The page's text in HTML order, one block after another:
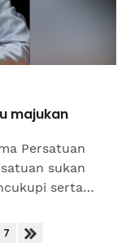
majukan
Persatuan
sukan
serta
7